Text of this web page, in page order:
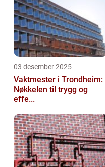
03 desember 2025
Vaktmester i Trondheim:
Nøkkelen til trygg og
effe...